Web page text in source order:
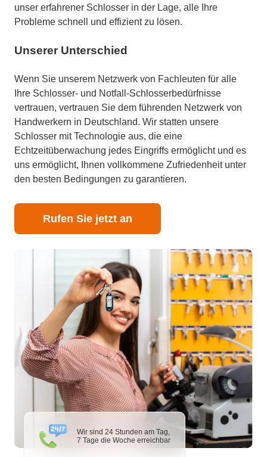
Wir sind 24 Stunden am Tag,
7 Tage die Woche erreichbar
unser erfahrener Schlosser in der Lage, alle Ihre
Probleme schnell und effizient zu lösen.
Unserer Unterschied
Wenn Sie unserem Netzwerk von Fachleuten für alle
Ihre Schlosser- und Notfall-Schlosserbedürfnisse
vertrauen, vertrauen Sie dem führenden Netzwerk von
Handwerkern in Deutschland. Wir statten unsere
Schlosser mit Technologie aus, die eine
Echtzeitüberwachung jedes Eingriffs ermöglicht und es
uns ermöglicht, Ihnen vollkommene Zufriedenheit unter
den besten Bedingungen zu garantieren.
Rufen Sie jetzt an